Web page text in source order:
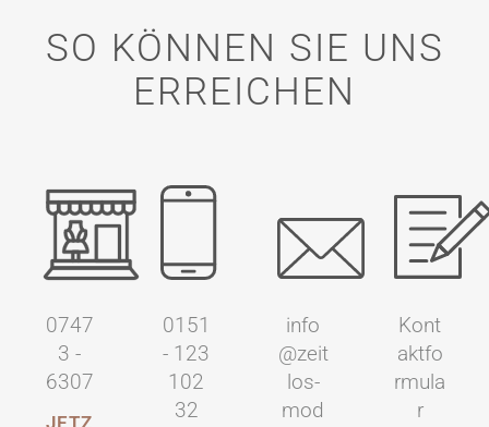
SO KÖNNEN SIE UNS
ERREICHEN
0747
3 -
6307
0151
- 123
102
32
info
@zeit
los-
mod
Kont
aktfo
rmula
r